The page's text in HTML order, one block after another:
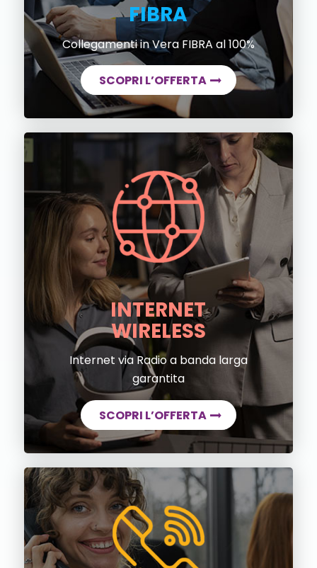
FIBRA
Collegamenti in Vera FIBRA al 100%
SCOPRI L’OFFERTA
INTERNET
WIRELESS
Internet via Radio a banda larga
garantita
SCOPRI L’OFFERTA